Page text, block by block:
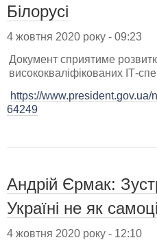
Білорусі
4 жовтня 2020 року - 09:23
Документ сприятиме
висококваліфікованих ІТ-
https://
64249
Андрій Єрмак:
Україні не як
4 жовтня 2020 року - 12:10